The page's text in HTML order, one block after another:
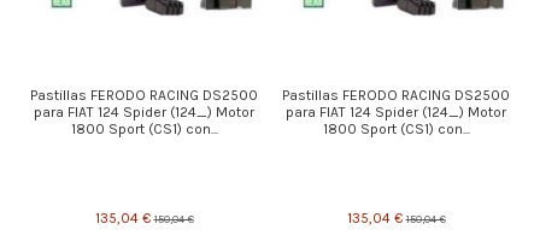
Pastillas FERODO RACING DS2500
para FIAT 124 Spider (124_) Motor
1800 Sport (CS1) con...
135,04 € 150,04 €
Pastillas FERODO RACING DS2500
para FIAT 124 Spider (124_) Motor
1800 Sport (CS1) con...
135,04 € 150,04 €